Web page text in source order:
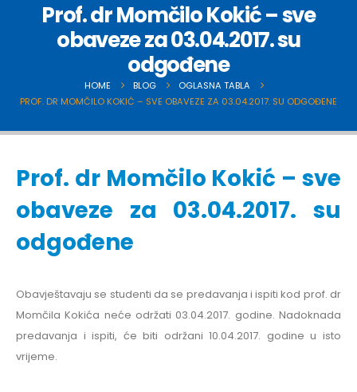
Prof. dr Momčilo Kokić – sve
obaveze za 03.04.2017. su
odgođene
HOME BLOG
OGLASNA TABLA
PROF. DR MOMČILO KOKIĆ – SVE OBAVEZE ZA 03.04.2017. SU ODGOĐENE
Prof. dr Momčilo Kokić – sve
obaveze za 03.04.2017. su
odgođene
Obavještavaju se studenti da se predavanja i ispiti kod prof. dr
Momčila Kokića neće održati 03.04.2017. godine. Nadoknada
predavanja i ispiti, će biti održani 10.04.2017. godine u isto
vrijeme.